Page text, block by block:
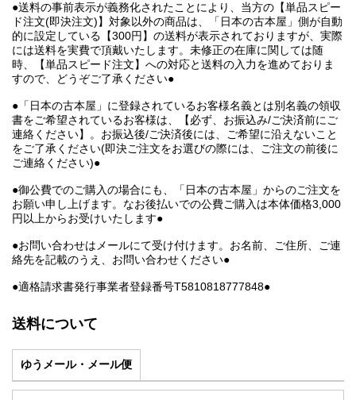
●送料の事前表示が義務化されたことにより、当方の【単品スピー
ド注文(即決注文)】対象以外の商品は、「日本の古本屋」側が自動
的に設定している【300円】の送料が表示されておりますが、実際
には送料を実費で頂戴いたします。未修正の在庫に関しては随
時、【単品スピード注文】への対応と送料の入力を進めておりま
すので、どうぞご了承ください●
●「日本の古本屋」に登録されているお客様名義とは別名義の領収
書をご希望されているお客様は、【必ず、お振込み/ご決済前にご
連絡ください】。お振込後/ご決済後には、ご希望に沿えないこと
をご了承ください(即決ご注文をお選びの際には、ご注文の前後に
ご連絡ください)●
●御公費でのご購入の場合にも、「日本の古本屋」からのご注文を
お願い申し上げます。なお後払いでの公費ご購入は本体価格3,000
円以上からお受けいたします●
●お問い合わせはメールにて受け付けます。お名前、ご住所、ご連
絡先を記載のうえ、お問い合わせください●
●適格請求書発行事業者登録番号T5810818777848●
送料について
ゆうメール・メール便